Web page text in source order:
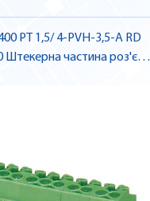
PT 1,5/ 4-PVH-3,5-A RD
Штекерна частина роз'єму